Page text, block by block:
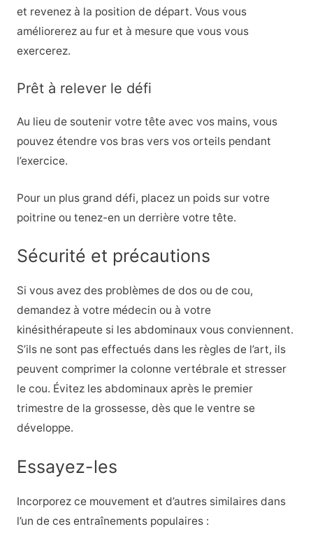
et revenez à la position de départ. Vous vous
améliorerez au fur et à mesure que vous vous
exercerez.
Prêt à relever le défi
Au lieu de soutenir votre tête avec vos mains, vous
pouvez étendre vos bras vers vos orteils pendant
l’exercice.
Pour un plus grand défi, placez un poids sur votre
poitrine ou tenez-en un derrière votre tête.
Sécurité et précautions
Si vous avez des problèmes de dos ou de cou,
demandez à votre médecin ou à votre
kinésithérapeute si les abdominaux vous conviennent.
S’ils ne sont pas effectués dans les règles de l’art, ils
peuvent comprimer la colonne vertébrale et stresser
le cou. Évitez les abdominaux après le premier
trimestre de la grossesse, dès que le ventre se
développe.
Essayez-les
Incorporez ce mouvement et d’autres similaires dans
l’un de ces entraînements populaires :